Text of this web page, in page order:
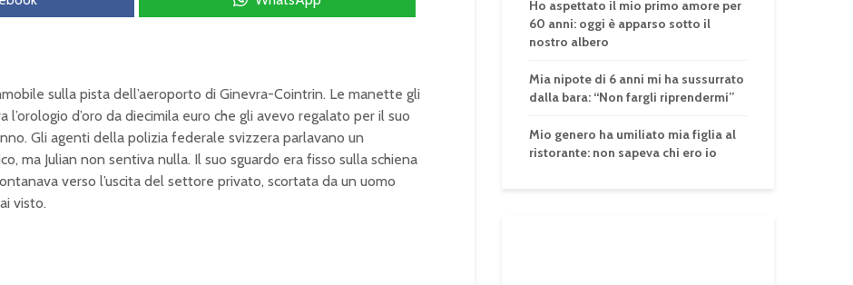
sulla pista dell’aeroporto di Ginevra-Cointrin. Le manette gli
l’orologio d’oro da diecimila euro che gli avevo regalato per il suo
Gli agenti della polizia federale svizzera parlavano un
ma Julian non sentiva nulla. Il suo sguardo era fisso sulla schiena
verso l’uscita del settore privato, scortata da un uomo
visto.
Ho aspettato il mio primo amore per
60 anni: oggi è apparso sotto il
nostro albero
Mia nipote di 6 anni mi ha sussurrato
dalla bara: “Non fargli riprendermi”
Mio genero ha umiliato mia figlia al
ristorante: non sapeva chi ero io